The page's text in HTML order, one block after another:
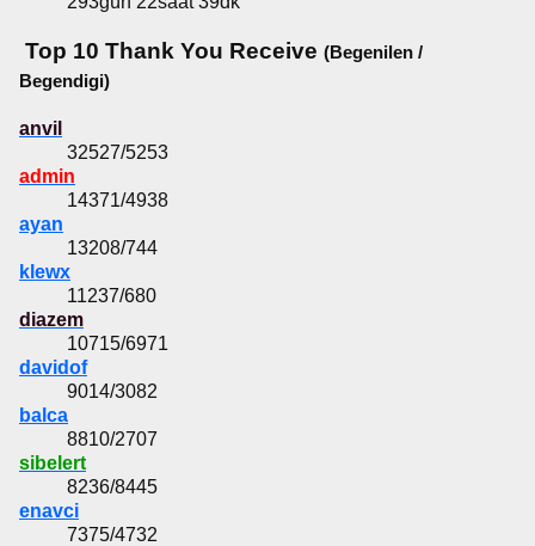
Top 10 Thank You Receive (Begenilen /
Begendigi)
anvil
32527/5253
admin
14371/4938
ayan
13208/744
klewx
11237/680
diazem
10715/6971
davidof
9014/3082
balca
8810/2707
sibelert
8236/8445
enavci
7375/4732